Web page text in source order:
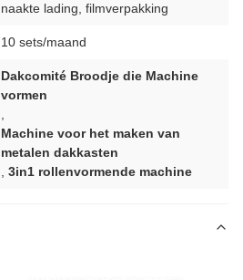
naakte lading, filmverpakking
10 sets/maand
Dakcomité Broodje die Machine
vormen
Machine voor het maken van
metalen dakkasten
,3in1 rollenvormende machine